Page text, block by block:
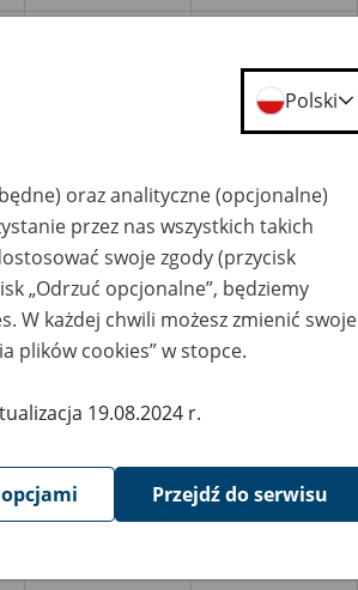
Polski
oraz analityczne (opcjonalne)
przez nas wszystkich takich
swoje zgody (przycisk
„Odrzuć opcjonalne”, będziemy
W każdej chwili możesz zmienić swoje
plików cookies” w stopce.
19.08.2024 r.
Przejdź do serwisu